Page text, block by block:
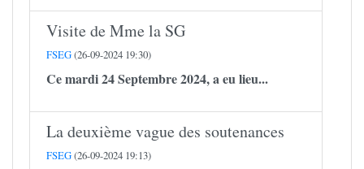
Visite de Mme la SG
FSEG(26-09-2024 19:30)
Ce mardi 24 Septembre 2024, a eu lieu...
La deuxième vague des soutenances
FSEG(26-09-2024 19:13)